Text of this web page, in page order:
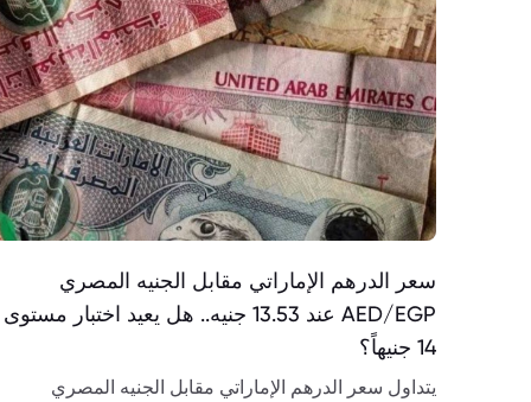
سعر الدرهم الإماراتي مقابل الجنيه المصري
AED/EGP عند 13.53 جنيه.. هل يعيد اختبار مستوى
14 جنيهاً؟
يتداول سعر الدرهم الإماراتي مقابل الجنيه المصري